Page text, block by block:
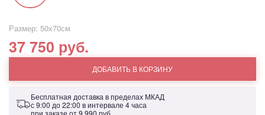
Размер: 50х70см
37 750 руб.
ДОБАВИТЬ В КОРЗИНУ
Бесплатная доставка в пределах МКАД
с 9:00 до 22:00 в интервале 4 часа
при заказе от9 990 руб.